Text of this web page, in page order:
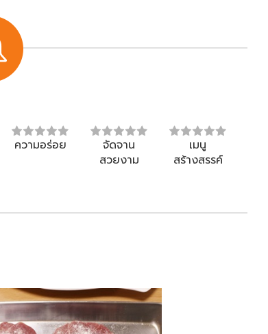
ความอร่อย
จัดจาน
สวยงาม
เมนู
สร้างสรรค์